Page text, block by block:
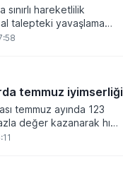
sınırlı hareketlilik
talepteki yavaşlama
etkiliyor. ABD Merkez
baskı altında
temmuz iyimserliği
temmuz ayında 123
değer kazanarak hızlı
girdi. Bitcoin ve
780 milyon dolar